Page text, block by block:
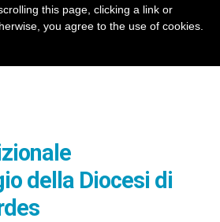
della Diocesi di
this page, clicking a link or
you agree to the use of cookies.